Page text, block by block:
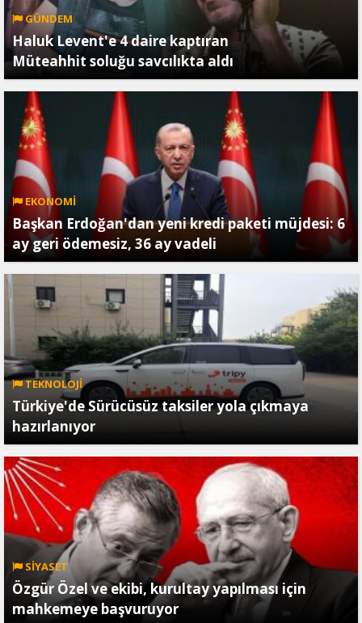
GÜNDEM
Haluk Levent'e 4 daire kaptıran
Müteahhit soluğu savcılıkta aldı
EKONOMİ
Başkan Erdoğan'dan yeni kredi paketi müjdesi: 6
ay geri ödemesiz, 36 ay vadeli
TEKNOLOJİ
Türkiye'de Sürücüsüz taksiler yola çıkmaya
hazırlanıyor
SİYASET
Özgür Özel ve ekibi, kurultay yapılması için
mahkemeye başvuruyor